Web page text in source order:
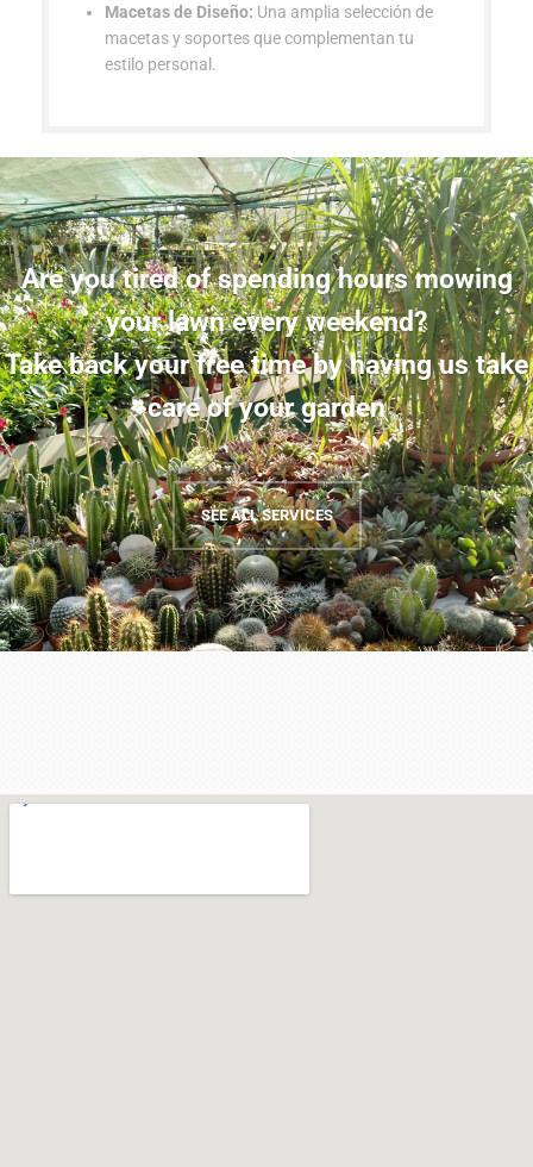
Macetas de Diseño: Una amplia selección de
macetas y soportes que complementan tu
estilo personal.
Are you tired of spending hours mowing
your lawn every weekend?
Take back your free time by having us take
care of your garden
SEE ALL SERVICES